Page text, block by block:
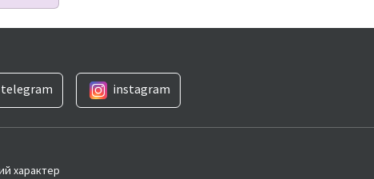
telegram instagram
характер